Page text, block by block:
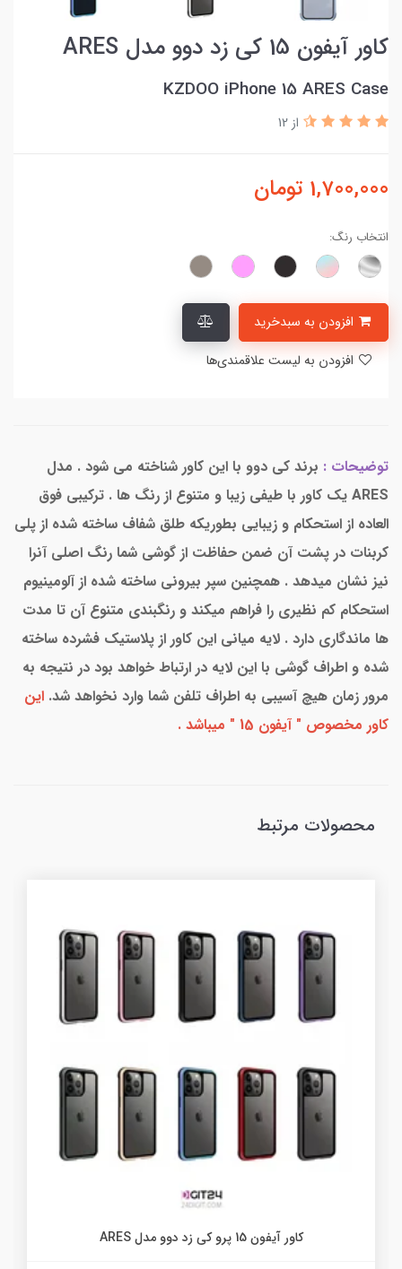
کاور آیفون 15 کی زد دوو مدل ARES
KZDOO iPhone 15 ARES Case
از 12
1,700,000 تومان
انتخاب رنگ:
توضیحات : برند کی دوو با این کاور شناخته می شود . مدل
ARES یک کاور با طیفی زیبا و متنوع از رنگ ها . ترکیبی فوق
العاده از استحکام و زیبایی بطوریکه طلق شفاف ساخته شده از پلی
کربنات در پشت آن ضمن حفاظت از گوشی شما رنگ اصلی آنرا
نیز نشان میدهد . همچنین سپر بیرونی ساخته شده از آلومینیوم
استحکام کم نظیری را فراهم میکند و رنگبندی متنوع آن تا مدت
ها ماندگاری دارد . لایه میانی این کاور از پلاستیک فشرده ساخته
شده و اطراف گوشی با این لایه در ارتباط خواهد بود در نتیجه به
مرور زمان هیچ آسیبی به اطراف تلفن شما وارد نخواهد شد. این
کاور مخصوص " آیفون 15 " میباشد .
محصولات مرتبط
کاور آیفون 15 پرو کی زد دوو مدل ARES